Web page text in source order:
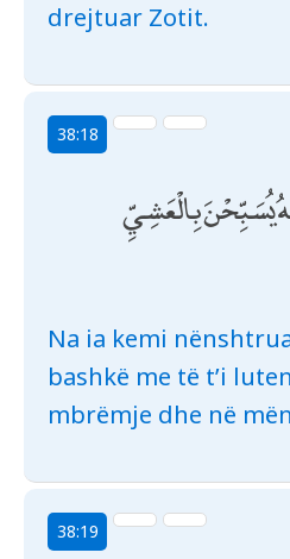
drejtuar Zotit.
38:18
يُسَبِّحْنَ بِالْعَشِيِّ
Na ia kemi
bashkë me të t’i
mbrëmje dhe në
38:19